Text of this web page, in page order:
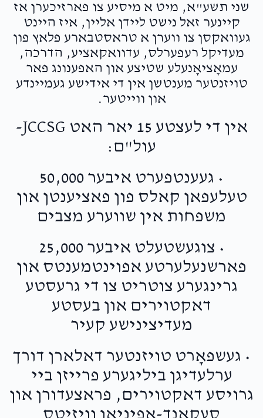
שני תשע"א, מיט א מיסיע צו פארזיכערן אז
קיינער זאל נישט ליידן אליין, איז היינט
געוואקסן צו ווערן א טראסטבארע פלאץ פון
מעדיקל רעפערלס, עדוואקאציע, הדרכה,
עמאָציאָנעלע שטיצע און האפענונג פאר
טויזנטער מענטשן אין די אידישע געמיינדע
און ווייטער.
אין די לעצטע 15 יאר האט JCCSG-
עול"ם:
• געענטפערט איבער 50,000
טעלעפאן קאלס פון פאציענטן און
משפחות אין שווערע מצבים
• צוגעשטעלט איבער 25,000
פארשנעלערטע אפוינטמענטס און
גרינגערע צוטריט צו די גרעסטע
דאקטוירים און בעסטע
מעדיצינישע קעיר
• געשפאָרט טויזנטער דאלארן דורך
ערלעדיגן ביליגערע פרייזן ביי
גרויסע דאקטוירים, פראצעדורן און
סעקאנד-אפיניאן וויזיטס